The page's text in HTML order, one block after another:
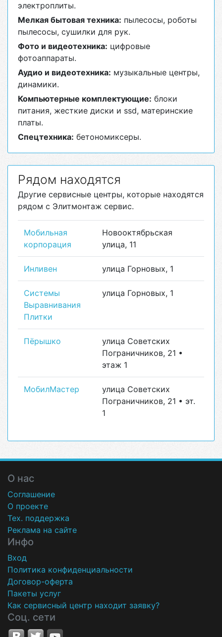
электроплиты.
Мелкая бытовая техника: пылесосы, роботы
пылесосы, сушилки для рук.
Фото и видеотехника: цифровые
фотоаппараты.
Аудио и видеотехника: музыкальные центры,
динамики.
Компьютерные комплектующие: блоки
питания, жесткие диски и ssd, материнские
платы.
Спецтехника: бетономиксеры.
Рядом находятся
Другие сервисные центры, которые находятся
рядом с Элитмонтаж сервис.
Мобильная
корпорация
Новооктябрьская
улица, 11
Инливен улица Горновых, 1
Системы
Выравнивания
Плитки
улица Горновых, 1
Пёрышко
улица Советских
Пограничников, 21 •
этаж 1
МобилМастер
улица Советских
Пограничников, 21 • эт.
1
О нас
Соглашение
О проекте
Тех. поддержка
Реклама на сайте
Инфо
Вход
Политика конфиденциальности
Договор-оферта
Пакеты услуг
Как сервисный центр находит заявку?
Соц. сети